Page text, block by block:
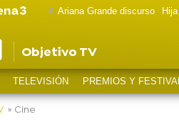
Ariana Grande discurso
Objetivo TV
TELEVISIÓN PREMIOS Y
» Cine